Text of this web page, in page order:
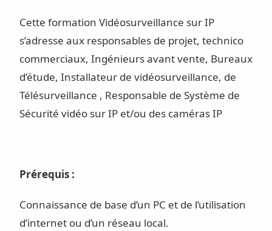
Cette formation Vidéosurveillance sur IP
s’adresse aux responsables de projet, technico
commerciaux, Ingénieurs avant vente, Bureaux
d’étude, Installateur de vidéosurveillance, de
Télésurveillance , Responsable de Système de
Sécurité vidéo sur IP et/ou des caméras IP
Prérequis :
Connaissance de base d’un PC et de l’utilisation
d’internet ou d’un réseau local.